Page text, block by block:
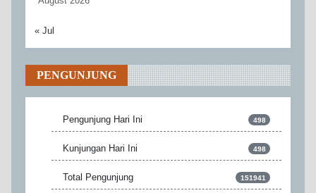
« Jul
PENGUNJUNG
Pengunjung Hari Ini 498
Kunjungan Hari Ini 498
Total Pengunjung 151941